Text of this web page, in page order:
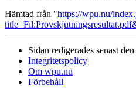
Hämtad från "https://wpu.nu/
Sidan redigerades senast
Integritetspolicy
Om wpu.nu
Förbehåll